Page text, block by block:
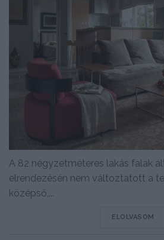
A 82 négyzetméteres lakás falak
elrendezésén nem változtatott a
középső,...
ELOLVASOM